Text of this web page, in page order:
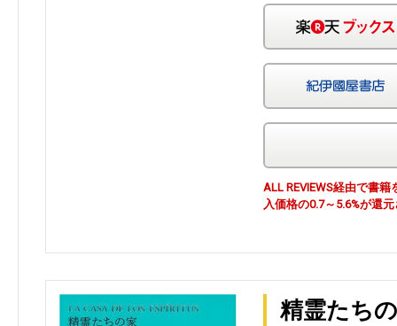
ALL REVIEWS経由で書
入価格の0.7～5.6%が還
精霊たち